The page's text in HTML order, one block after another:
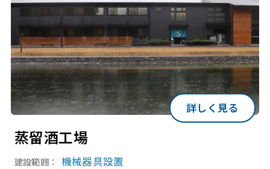
蒸留酒工場
建設範囲： 機械器具設置
詳しく見る